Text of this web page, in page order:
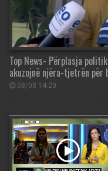
Top News- Përplasja
akuzojnë njëra-tjetrën për
08/08 14:20